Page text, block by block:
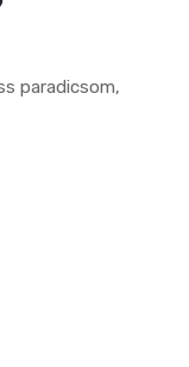
paradicsom,